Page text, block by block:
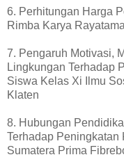
6. Perhitungan Harga
Rimba Karya
7. Pengaruh Motivasi,
Lingkungan Terhadap
Siswa Kelas Xi Ilmu
Klaten
8. Hubungan
Terhadap Peningkatan
Sumatera Prima